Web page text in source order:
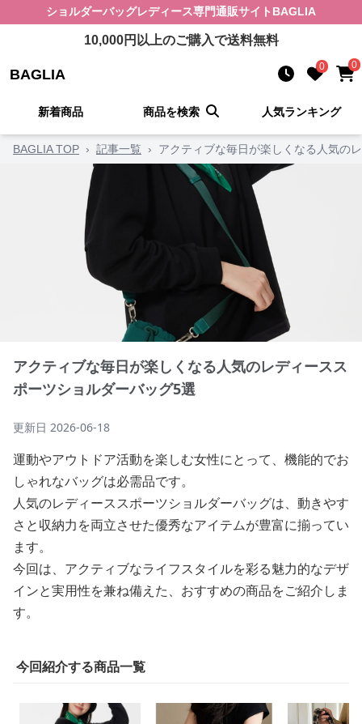
ショルダーバッグレディース専門通販サイト BAGLIA
10,000円以上のご購入で送料無料
BAGLIA 0 0
新着商品 商品を検索 人気ランキング
BAGLIA TOP › 記事一覧 › アクティブな毎日が楽しくなる人気の
アクティブな毎日が楽しくなる人気のレディースス
ポーツショルダーバッグ5選
更新日 2026-06-18
運動やアウトドア活動を楽しむ女性にとって、機能的でお
しゃれなバッグは必需品です。
人気のレディーススポーツショルダーバッグは、動きやす
さと収納力を両立させた優秀なアイテムが豊富に揃ってい
ます。
今回は、アクティブなライフスタイルを彩る魅力的なデザ
インと実用性を兼ね備えた、おすすめの商品をご紹介しま
す。
今回紹介する商品一覧